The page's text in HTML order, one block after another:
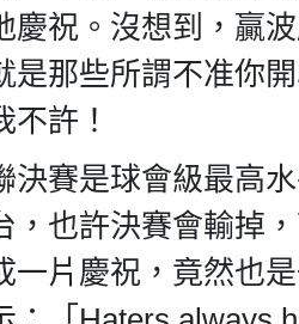
慶祝。沒想到，贏
是那些所謂不准你
許！
決賽是球會級最高
，也許決賽會輸掉
一片慶祝，竟然也